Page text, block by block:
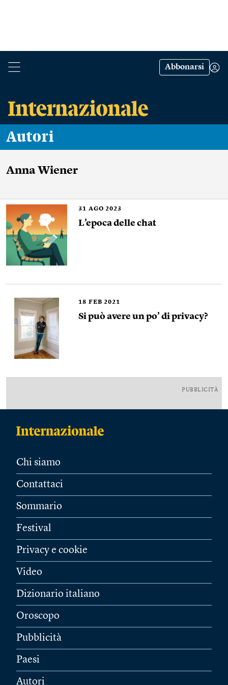
Abbonarsi
Autori
Anna Wiener
31 AGO 2023
L’epoca delle chat
18 FEB 2021
Si può avere un po’ di privacy?
PUBBLICITÀ
Chi siamo
Contattaci
Sommario
Festival
Privacy e cookie
Video
Dizionario italiano
Oroscopo
Pubblicità
Paesi
Autori